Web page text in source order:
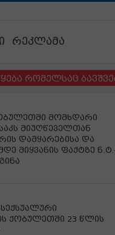
რეკლამა
ბავშვების
მომხდარი
მიუღწეველთან
დამყარებისა და
მიყვანის ფაქტზე
ქობულეთში 23 წლის